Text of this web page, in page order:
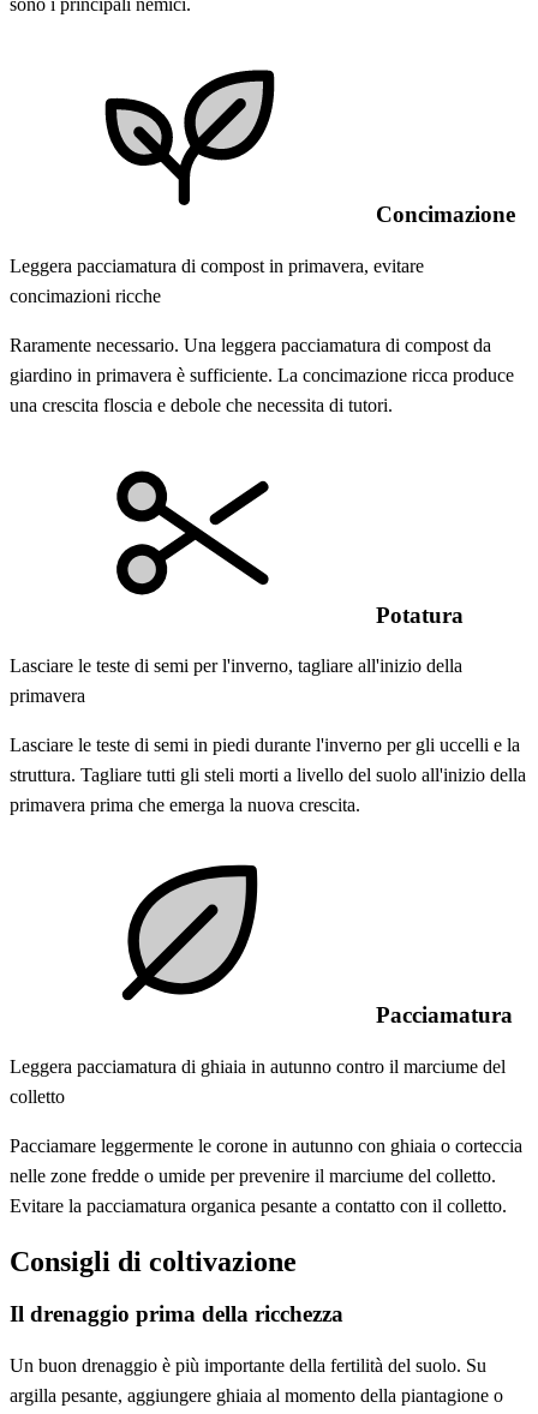
sono i principali nemici.
Concimazione
Leggera pacciamatura di compost in primavera, evitare
concimazioni ricche
Raramente necessario. Una leggera pacciamatura di compost da
giardino in primavera è sufficiente. La concimazione ricca produce
una crescita floscia e debole che necessita di tutori.
Potatura
Lasciare le teste di semi per l'inverno, tagliare all'inizio della
primavera
Lasciare le teste di semi in piedi durante l'inverno per gli uccelli e la
struttura. Tagliare tutti gli steli morti a livello del suolo all'inizio della
primavera prima che emerga la nuova crescita.
Pacciamatura
Leggera pacciamatura di ghiaia in autunno contro il marciume del
colletto
Pacciamare leggermente le corone in autunno con ghiaia o corteccia
nelle zone fredde o umide per prevenire il marciume del colletto.
Evitare la pacciamatura organica pesante a contatto con il colletto.
Consigli di coltivazione
Il drenaggio prima della ricchezza
Un buon drenaggio è più importante della fertilità del suolo. Su
argilla pesante, aggiungere ghiaia al momento della piantagione o